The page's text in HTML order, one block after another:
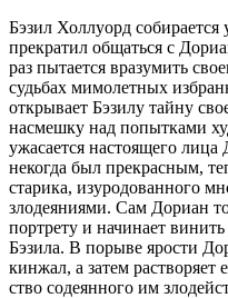
Бэзил Холлуорд
прекратил общаться с
раз пытается вразумить
судьбах мимо­летных
открывает Бэзилу тайну
насмешку над попытками
ужасается настоящего
некогда был прекрасным,
старика, изуродованного
злодеяниями. Сам Дориан
портрету и начинает
Бэзила. В порыве ярости
кинжал, а затем растворяет
ство соде­ян­ного им